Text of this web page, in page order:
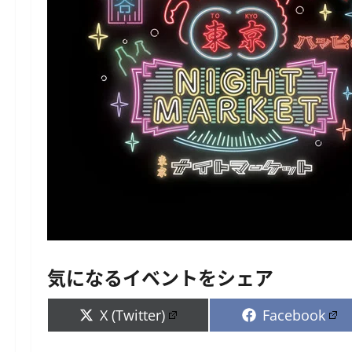
気になるイベントをシェア
Share
on
X (Twitter) Share
on
Facebook